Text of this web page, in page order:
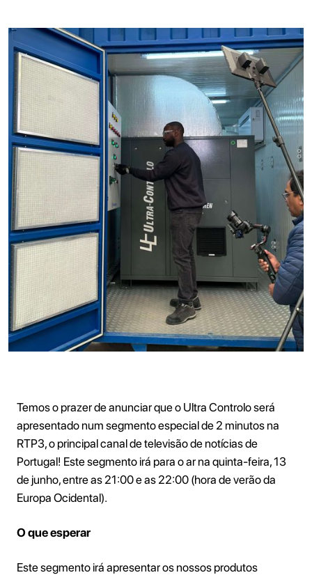
Temos o prazer de anunciar que o Ultra Controlo será
apresentado num segmento especial de 2 minutos na
RTP3, o principal canal de televisão de notícias de
Portugal! Este segmento irá para o ar na quinta-feira, 13
de junho, entre as 21:00 e as 22:00 (hora de verão da
Europa Ocidental).
O que esperar
Este segmento irá apresentar os nossos produtos